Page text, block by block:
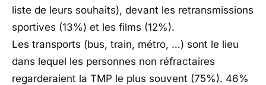
liste de leurs souhaits), devant les retransmissions
sportives (13%) et les films (12%).
Les transports (bus, train, métro, …) sont le lieu
dans lequel les personnes non réfractaires
regarderaient la TMP le plus souvent (75%). 46%